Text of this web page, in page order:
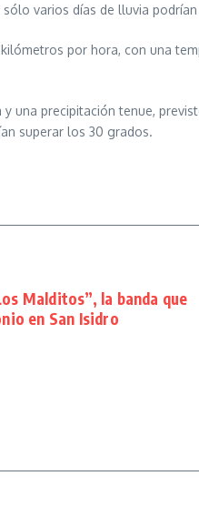
varios días de lluvia
por hora, con una
una precipitación tenue,
superar los 30 grados.
Malditos”, la banda que
en San Isidro